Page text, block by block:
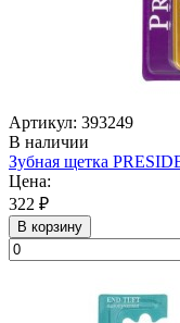
Артикул: 393249
В наличии
Зубная щетка
Цена:
322 ₽
В корзину